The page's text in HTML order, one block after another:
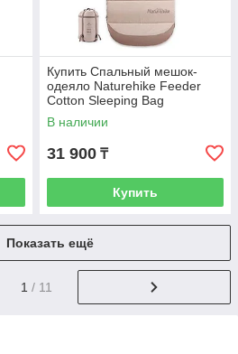
Купить Спальный мешок-
одеяло Naturehike Feeder
Cotton Sleeping Bag
В наличии
31 900 ₸
Купить
Показать ещё
1 / 11